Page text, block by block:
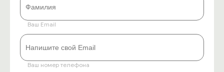
Ваш Email
Ваш номер телефона